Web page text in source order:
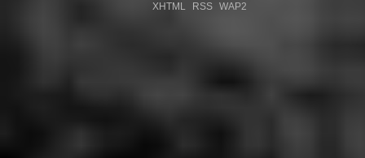
XHTML RSS WAP2